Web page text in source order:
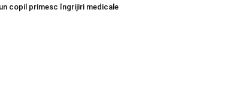
un copil primesc îngrijiri medicale